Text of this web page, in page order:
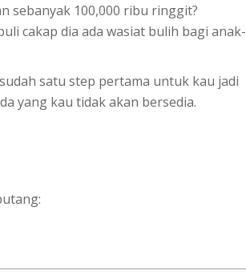
sebanyak 100,000 ribu ringgit?
cakap dia ada wasiat bulih bagi anak-
satu step pertama untuk kau jadi
yang kau tidak akan bersedia.